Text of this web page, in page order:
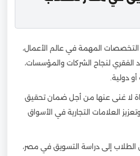
المهمة في عالم الأعمال،
لنجاح الشركات والمؤسسات،
دولية.
لا غنى عنها من أجل ضمان تحقيق
العلامات التجارية في الأسواق
الطلاب إلى دراسة التسويق في مصر،